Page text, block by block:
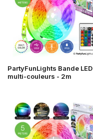
PartyFunLights Bande LED
multi-couleurs - 2m